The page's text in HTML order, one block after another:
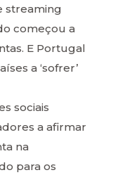
streaming
começou a
E Portugal
a ‘sofrer’
sociais
a afirmar
na
para os